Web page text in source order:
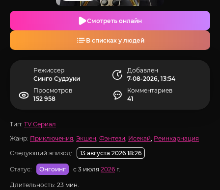
Смотреть онлайн
В списках у людей
Режиссер
Синго Судзуки
Добавлен
7-08-2026, 13:54
Просмотров
152 958
Комментариев
41
Тип: TV Сериал
Жанр: Приключения, Экшен, Фэнтези, Исекай, Реинкарнация
Следующий эпизод:
13 августа 2026 18:26
Статус: Онгоинг с 3 июля 2026 г.
Длительность: 23 мин.